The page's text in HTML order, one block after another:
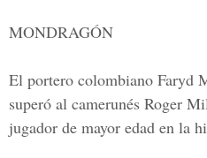
MONDRAGÓN
El portero colombiano Faryd
superó al camerunés Roger
jugador de mayor edad en la